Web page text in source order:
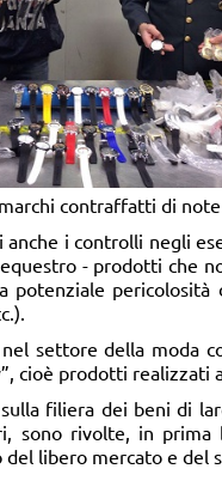
contraffatti di
i controlli negli
- prodotti che
potenziale pericolosità
settore della moda
cioè prodotti realizzati
filiera dei beni di
sono rivolte, in prima
libero mercato e del